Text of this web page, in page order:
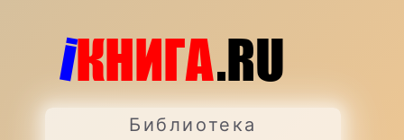
содержимому
Библиотека